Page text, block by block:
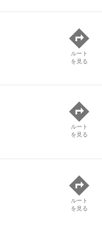
ルート
を見る
ルート
を見る
ルート
を見る